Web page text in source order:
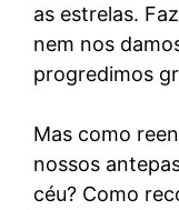
as estrelas.
nem nos
progredimos
Mas como
nossos
céu? Como